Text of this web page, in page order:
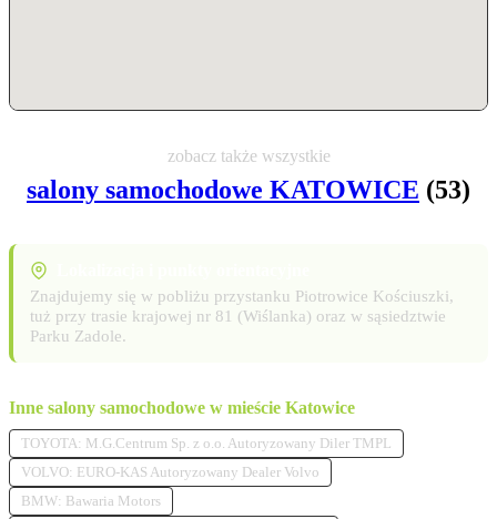
zobacz także wszystkie
salony samochodowe KATOWICE (53)
Znajdujemy się w pobliżu przystanku Piotrowice Kościuszki,
tuż przy trasie krajowej nr 81 (Wiślanka) oraz w sąsiedztwie
Parku Zadole.
Inne salony samochodowe w mieście Katowice
TOYOTA: M.G.Centrum Sp. z o.o. Autoryzowany Diler TMPL
VOLVO: EURO-KAS Autoryzowany Dealer Volvo
BMW: Bawaria Motors